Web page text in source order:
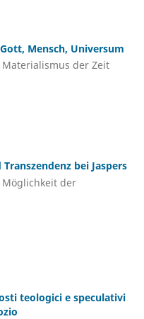
Mensch, Universum
der Zeit
bei Jaspers
der
teologici e speculativi